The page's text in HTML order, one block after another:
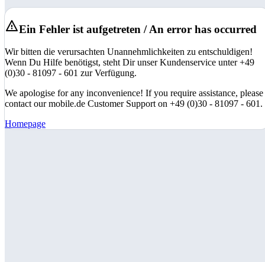
Ein Fehler ist aufgetreten / An error has occurred
Wir bitten die verursachten Unannehmlichkeiten zu entschuldigen!
Wenn Du Hilfe benötigst, steht Dir unser Kundenservice unter +49
(0)30 - 81097 - 601 zur Verfügung.
We apologise for any inconvenience! If you require assistance, please
contact our mobile.de Customer Support on +49 (0)30 - 81097 - 601.
Homepage